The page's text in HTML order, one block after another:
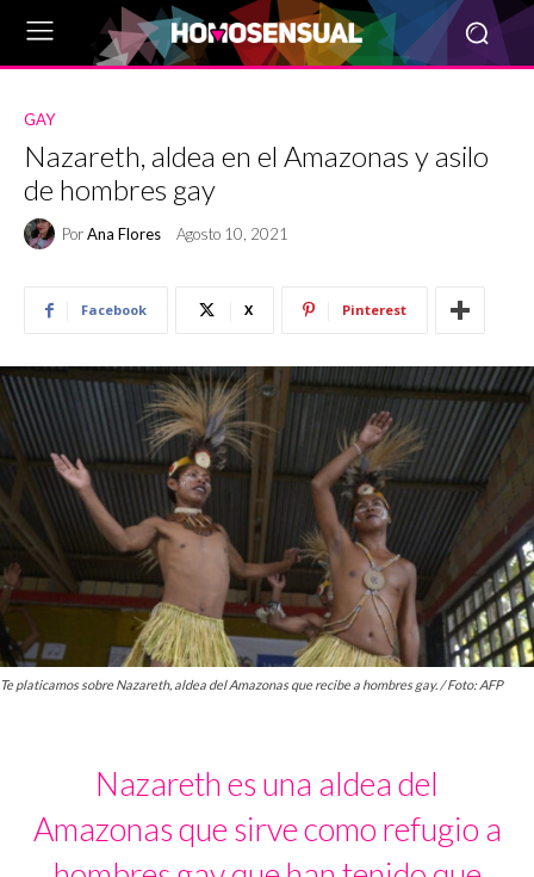
GAY
Nazareth, aldea en el Amazonas y asilo
de hombres gay
PorAna Flores Agosto 10, 2021
Facebook X Pinterest
Te platicamos sobre Nazareth, aldea del Amazonas que recibe a hombres gay. / Foto: AFP
Nazareth es una aldea del
Amazonas que sirve como refugio a